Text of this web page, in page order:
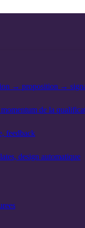
→ proposition →
de la
feedback
design automatique